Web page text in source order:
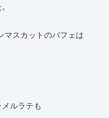
マスカットのパフェは
ルラテも